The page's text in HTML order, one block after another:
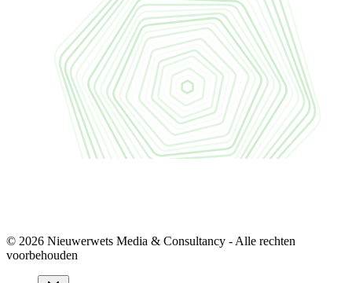
© 2026 Nieuwerwets Media & Consultancy - Alle rechten
voorbehouden